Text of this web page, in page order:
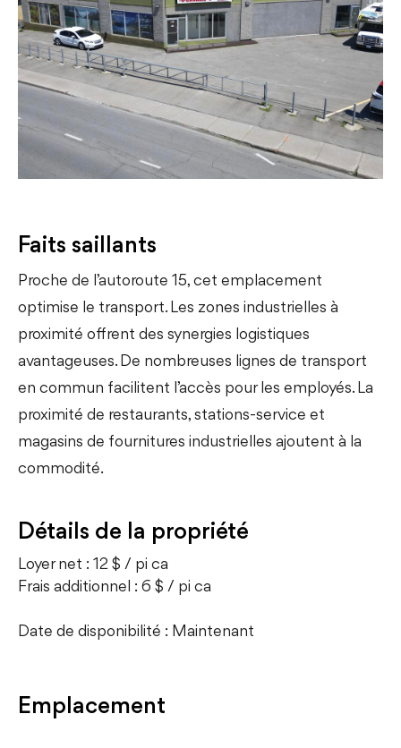
Faits saillants
Proche de l’autoroute 15, cet emplacement
optimise le transport. Les zones industrielles à
proximité offrent des synergies logistiques
avantageuses. De nombreuses lignes de transport
en commun facilitent l’accès pour les employés. La
proximité de restaurants, stations-service et
magasins de fournitures industrielles ajoutent à la
commodité.
Détails de la propriété
Loyer net : 12 $ / pi ca
Frais additionnel : 6 $ / pi ca
Date de disponibilité : Maintenant
Emplacement